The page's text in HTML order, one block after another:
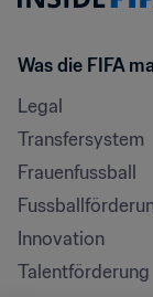
Was die FIFA
Legal
Transfersystem
Frauenfussball
Innovation
Talentförderung